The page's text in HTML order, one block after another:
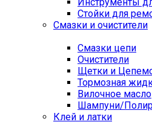
Стойки для
Смазки и очистители
Смазки цепи
Очистители
Щетки и
Тормозная
Вилочное масло
Шампуни/
Клей и латки